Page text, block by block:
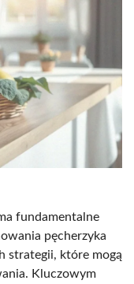
fundamentalne
pęcherzyka
strategii, które mogą
Kluczowym